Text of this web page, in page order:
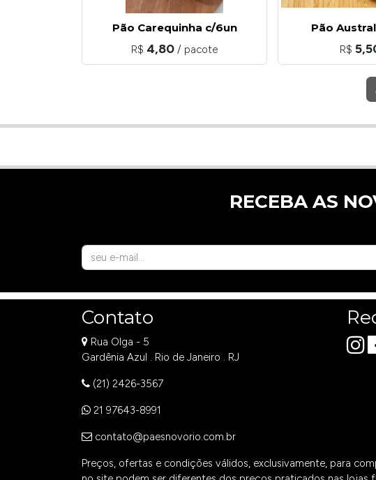
Pão Carequinha c/6un
R$ 4,80 / pacote
Pão
R$
RECEBA AS
Contato
Rua Olga - 5
Gardênia Azul . Rio de Janeiro . RJ
(21) 2426-3567
21 97643-8991
contato@paesnovorio.com.br
Preços, ofertas e condições válidos, exclusivamente, para